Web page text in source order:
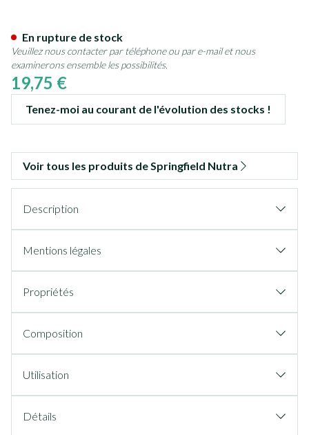
19,75 €
Tenez-moi au courant de l'évolution des stocks !
En rupture de stock
Veuillez nous contacter par téléphone ou par e-mail et nous
examinerons ensemble les possibilités.
Voir tous les produits de Springfield Nutra
Description
Mentions légales
Propriétés
Composition
Utilisation
Détails